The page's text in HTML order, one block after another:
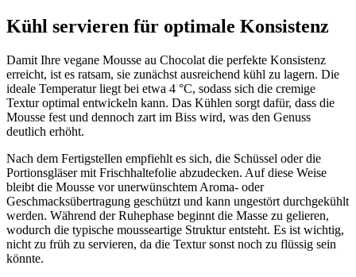
Kühl servieren für optimale Konsistenz
Damit Ihre vegane Mousse au Chocolat die perfekte Konsistenz
erreicht, ist es ratsam, sie zunächst ausreichend kühl zu lagern. Die
ideale Temperatur liegt bei etwa 4 °C, sodass sich die cremige
Textur optimal entwickeln kann. Das Kühlen sorgt dafür, dass die
Mousse fest und dennoch zart im Biss wird, was den Genuss
deutlich erhöht.
Nach dem Fertigstellen empfiehlt es sich, die Schüssel oder die
Portionsgläser mit Frischhaltefolie abzudecken. Auf diese Weise
bleibt die Mousse vor unerwünschtem Aroma- oder
Geschmacksübertragung geschützt und kann ungestört durchgekühlt
werden. Während der Ruhephase beginnt die Masse zu gelieren,
wodurch die typische mousseartige Struktur entsteht. Es ist wichtig,
nicht zu früh zu servieren, da die Textur sonst noch zu flüssig sein
könnte.